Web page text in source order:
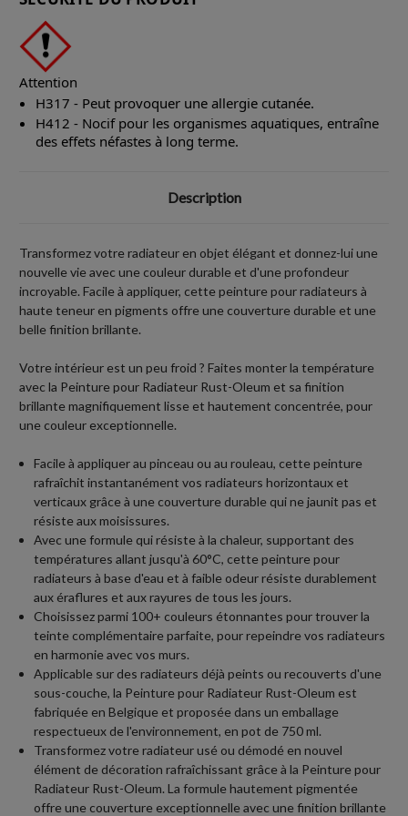
Attention
H317 - Peut provoquer une allergie cutanée.
H412 - Nocif pour les organismes aquatiques, entraîne
des effets néfastes à long terme.
Description
Transformez votre radiateur en objet élégant et donnez-lui une
nouvelle vie avec une couleur durable et d'une profondeur
incroyable. Facile à appliquer, cette peinture pour radiateurs à
haute teneur en pigments offre une couverture durable et une
belle finition brillante.
Votre intérieur est un peu froid ? Faites monter la température
avec la Peinture pour Radiateur Rust-Oleum et sa finition
brillante magnifiquement lisse et hautement concentrée, pour
une couleur exceptionnelle.
Facile à appliquer au pinceau ou au rouleau, cette peinture
rafraîchit instantanément vos radiateurs horizontaux et
verticaux grâce à une couverture durable qui ne jaunit pas et
résiste aux moisissures.
Avec une formule qui résiste à la chaleur, supportant des
températures allant jusqu'à 60°C, cette peinture pour
radiateurs à base d'eau et à faible odeur résiste durablement
aux éraflures et aux rayures de tous les jours.
Choisissez parmi 100+ couleurs étonnantes pour trouver la
teinte complémentaire parfaite, pour repeindre vos radiateurs
en harmonie avec vos murs.
Applicable sur des radiateurs déjà peints ou recouverts d'une
sous-couche, la Peinture pour Radiateur Rust-Oleum est
fabriquée en Belgique et proposée dans un emballage
respectueux de l'environnement, en pot de 750 ml.
Transformez votre radiateur usé ou démodé en nouvel
élément de décoration rafraîchissant grâce à la Peinture pour
Radiateur Rust-Oleum. La formule hautement pigmentée
offre une couverture exceptionnelle avec une finition brillante